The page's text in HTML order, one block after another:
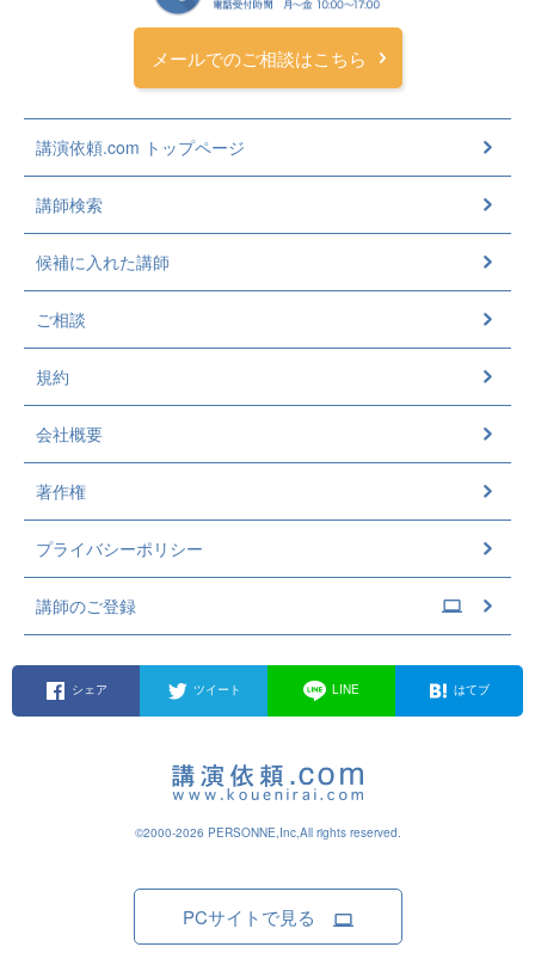
メールでのご相談はこちら
講演依頼.com トップページ
講師検索
候補に入れた講師
ご相談
規約
会社概要
著作権
プライバシーポリシー
講師のご登録
シェア ツイート LINE はてブ
©2000-2026 PERSONNE,Inc,All rights reserved.
PCサイトで見る